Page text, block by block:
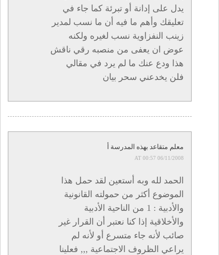
يدل على إدانة أو تبرئة كما جاء في
تعليقك وأهم ما فيه أن ما نسب لمدير
زينب النفزاوية نسب لغيره ولكنه
عوض ان يعفى من منصبه رقي ناقش
هذا ودع عنك ما لم يرد في مقالي
فلن يخدعني سحر بيان
معلم متقاعد بهذه المدرسة أ
06/11/2008 AT 00:57
الحمد لله وبه أستعين لقد حمل هذا
الموضوع أكثر من حمولته القانونية
والأدبية : 1 من الناحية الأدبية
والأخلاقية إذا كنا نعتبر أن القرار غير
صائب لأنه جاء متسرع أو لأنه لم
يراعي الظروف الاجتماعية ,,, فعلينا